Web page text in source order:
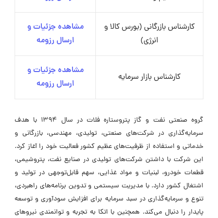
کارشناس بازرگانی (بورس کالا و
انرژی)
مشاهده جزئیات و
ارسال رزومه
کارشناس بازار سرمایه
مشاهده جزئیات و
ارسال رزومه
گروه صنعتی نفت و گاز پتروستاره فلات در سال ۱۳۹۴ با هدف
سرمایه‌گذاری در شرکت‌های صنعتی، تولیدی، مهندسی، بازرگانی و
خدماتی و استفاده از ظرفیت‌های عظیم کشور فعالیت خود را آغاز کرد.
این شرکت با داشتن شرکت‌های تولیدی در صنایع نفت، پتروشیمی،
قطعات خودرو، لبنیات و مواد غذایی، سهم قابل‌توجهی در تولید و
اشتغال کشور دارد. با مدیریت سیستمی و تدوین برنامه‌های راهبردی،
تنوع و سرمایه‌گذاری در سبد سرمایه برای افزایش سودآوری و توسعه
پایدار را دنبال می‌کند. همچنین با اتکا به تجربه و توانمندی نیروهای